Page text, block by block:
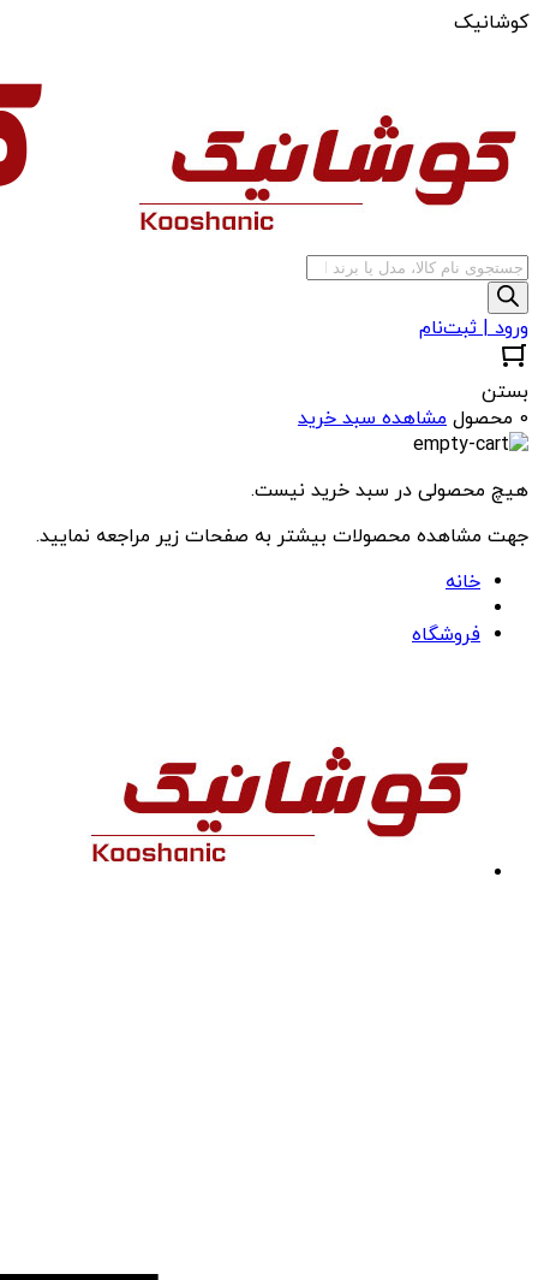
کوشانیک
جستجوی
محصولات
ورود | ثبت‌نام
بستن
0 محصول
مشاهده سبد خرید
هیچ محصولی در سبد خرید نیست.
جهت مشاهده محصولات بیشتر به صفحات زیر مراجعه نمایید.
خانه
فروشگاه